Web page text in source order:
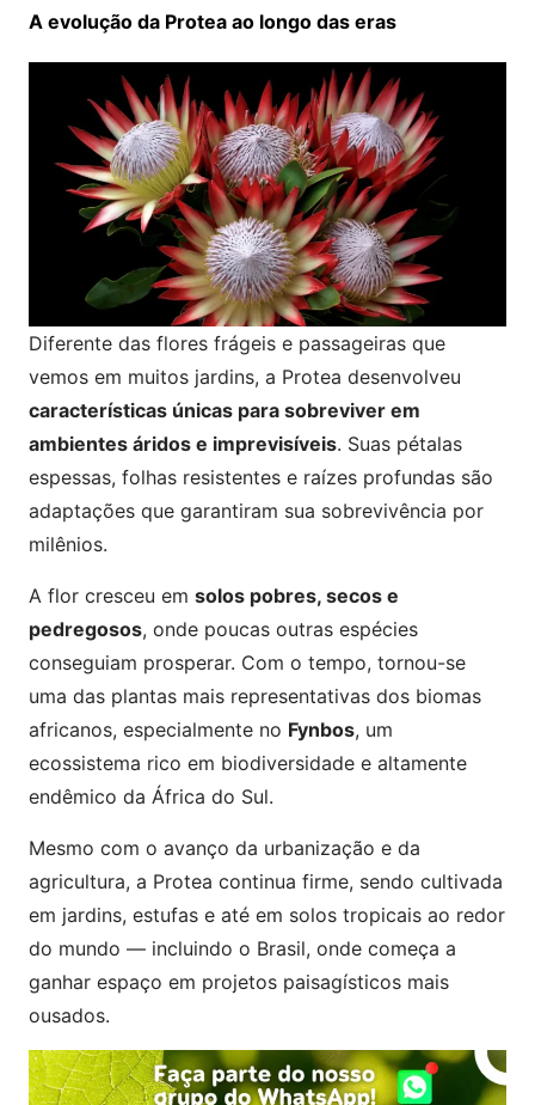
A evolução da Protea ao longo das eras
Diferente das flores frágeis e passageiras que
vemos em muitos jardins, a Protea desenvolveu
características únicas para sobreviver em
ambientes áridos e imprevisíveis. Suas pétalas
espessas, folhas resistentes e raízes profundas são
adaptações que garantiram sua sobrevivência por
milênios.
A flor cresceu em solos pobres, secos e
pedregosos, onde poucas outras espécies
conseguiam prosperar. Com o tempo, tornou-se
uma das plantas mais representativas dos biomas
africanos, especialmente no Fynbos, um
ecossistema rico em biodiversidade e altamente
endêmico da África do Sul.
Mesmo com o avanço da urbanização e da
agricultura, a Protea continua firme, sendo cultivada
em jardins, estufas e até em solos tropicais ao redor
do mundo — incluindo o Brasil, onde começa a
ganhar espaço em projetos paisagísticos mais
ousados.